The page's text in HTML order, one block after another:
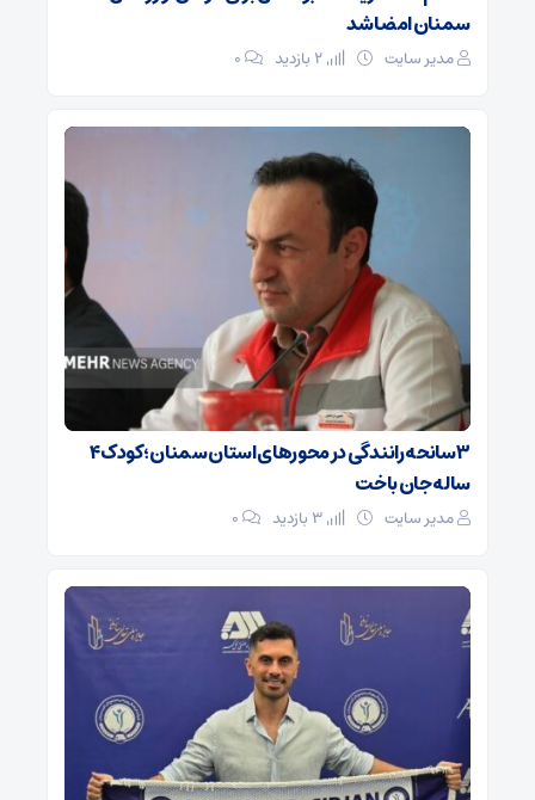
سمنان امضا شد
مدیر سایت ۰
۳ سانحه رانندگی در محورهای استان سمنان؛ کودک ۴
ساله جان باخت
مدیر سایت ۰